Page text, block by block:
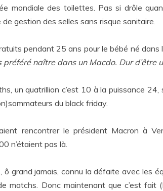
mondiale des toilettes. Pas si drôle
de gestion des selles sans risque sanitaire.
pendant 25 ans pour le bébé né dans
préféré naître dans un Macdo. Dur d’être
un quatrillion c’est 10 à la puissance 24,
du black friday.
rencontrer le président Macron à
n’étaient pas là.
grand jamais, connu la défaite avec les
matchs. Donc maintenant que c’est fait